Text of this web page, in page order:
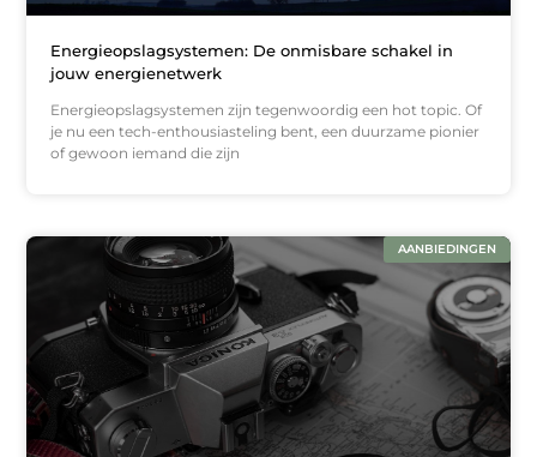
Energieopslagsystemen: De onmisbare schakel in
jouw energienetwerk
Energieopslagsystemen zijn tegenwoordig een hot topic. Of
je nu een tech-enthousiasteling bent, een duurzame pionier
of gewoon iemand die zijn
AANBIEDINGEN